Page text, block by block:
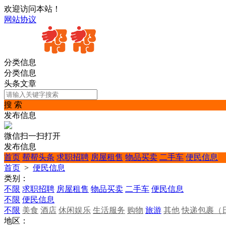
欢迎访问本站！
网站协议
分类信息
分类信息
头条文章
搜 索
发布信息
微信扫一扫打开
发布信息
首页 帮帮头条 求职招聘 房屋租售 物品买卖 二手车 便民信息
首页 > 便民信息
类别：
不限 求职招聘 房屋租售 物品买卖 二手车 便民信息
不限 便民信息
不限 美食 酒店 休闲娱乐 生活服务 购物 旅游 其他 快递包裹（
地区：